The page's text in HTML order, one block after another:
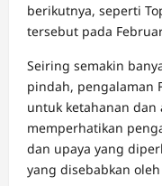
berikutnya, seperti
tersebut pada
Seiring semakin
pindah, pengalaman
untuk ketahanan dan
memperhatikan
dan upaya yang
yang disebabkan